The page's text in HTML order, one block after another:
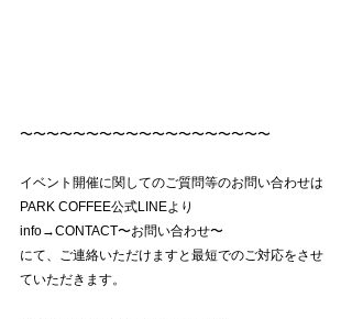
〜〜〜〜〜〜〜〜〜〜〜〜〜〜〜〜〜〜〜
イベント開催に関してのご質問等のお問い合わせは
PARK COFFEE公式LINEより
info→CONTACT〜お問い合わせ〜
にて、ご連絡いただけますと最短でのご対応をさせ
ていただきます。